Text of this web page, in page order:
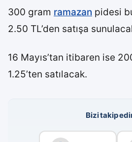
300 gram ramazan pidesi
2.50 TL’den satışa
16 Mayıs’tan itibaren ise
1.25’ten satılacak.
Bizi takip